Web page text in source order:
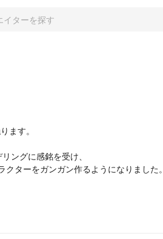
ます。
ングに感銘を受け、
ターをガンガン作るようになりました。